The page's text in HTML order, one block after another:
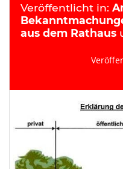
Veröffentlicht in:
aus dem Rathaus